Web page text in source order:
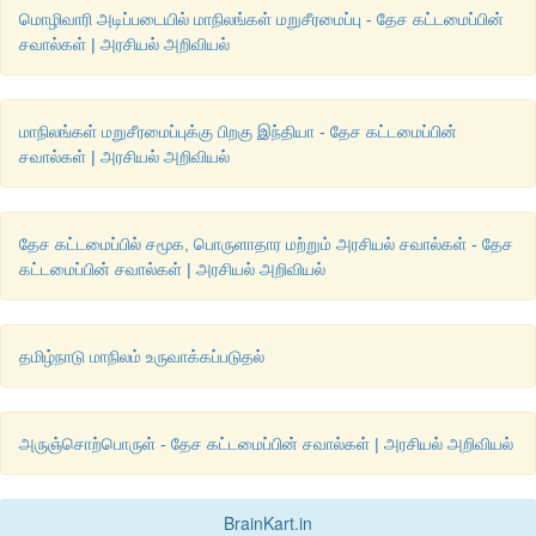
இந்தியாவுடன் இணைய சம்மதித்தது.
காஷ்மீர்
சுதந்திரத்திற்கு பின்பு இந்து மகாராஜா ஹரிசிங் ஆட்சி செய்த
மொழிவாரி அடிப்படையில் மாநிலங்கள் மறுசீரமைப்பு - தேச கட்டமைப்பின்
சவால்கள் | அரசியல் அறிவியல்
மாநிலங்கள் மறுசீரமைப்புக்கு பிறகு இந்தியா - தேச கட்டமைப்பின்
சவால்கள் | அரசியல் அறிவியல்
தேச கட்டமைப்பில் சமூக, பொருளாதார மற்றும் அரசியல் சவால்கள் - தேச
கட்டமைப்பின் சவால்கள் | அரசியல் அறிவியல்
தமிழ்நாடு மாநிலம் உருவாக்கப்படுதல்
அருஞ்சொற்பொருள் - தேச கட்டமைப்பின் சவால்கள் | அரசியல் அறிவியல்
BrainKart.in